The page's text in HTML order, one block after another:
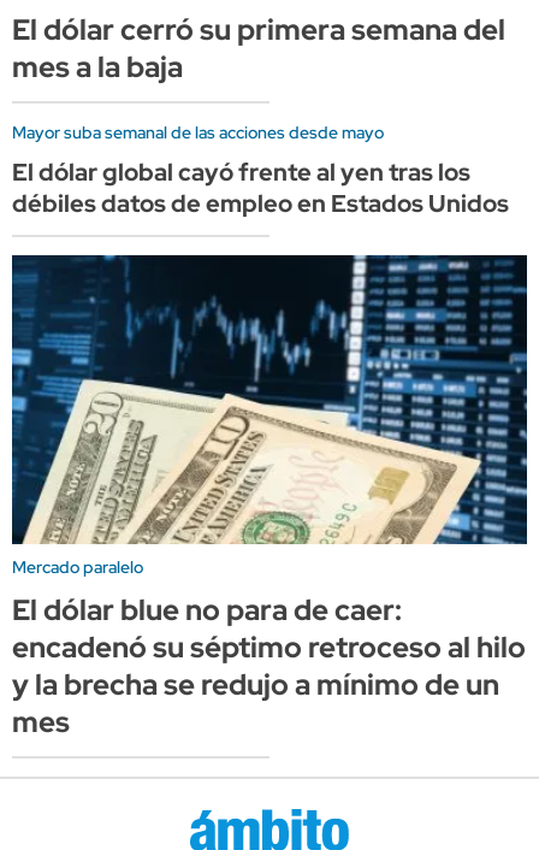
El dólar cerró su primera semana del
mes a la baja
Mayor suba semanal de las acciones desde mayo
El dólar global cayó frente al yen tras los
débiles datos de empleo en Estados Unidos
Mercado paralelo
El dólar blue no para de caer:
encadenó su séptimo retroceso al hilo
y la brecha se redujo a mínimo de un
mes